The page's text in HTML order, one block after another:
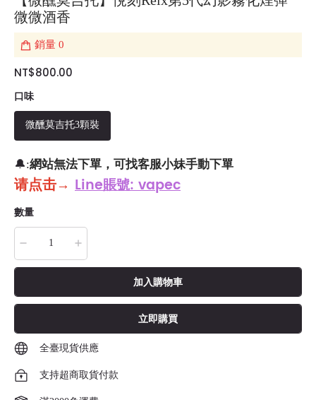
微微酒香
銷量 0
NT$800.00
口味
微醺莫吉托3顆裝
🔔:網站無法下單，可找客服小妹手動下單
请点击→ Line賬號: vapec
數量
加入購物車
立即購買
全臺現貨供應
支持超商取貨付款